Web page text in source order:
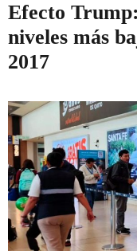
Efecto
niveles más
2017